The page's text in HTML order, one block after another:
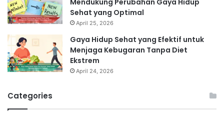
Sehat yang Optimal
April 25, 2026
Gaya Hidup Sehat yang Efektif untuk
Menjaga Kebugaran Tanpa Diet
Ekstrem
April 24, 2026
Categories